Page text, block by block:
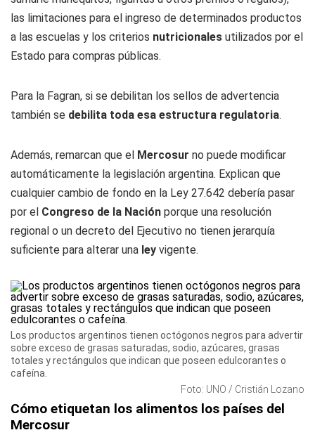
las limitaciones para el ingreso de determinados productos
a las escuelas y los criterios nutricionales utilizados por el
Estado para compras públicas.
Para la Fagran, si se debilitan los sellos de advertencia
también se debilita toda esa estructura regulatoria.
Además, remarcan que el Mercosur no puede modificar
automáticamente la legislación argentina. Explican que
cualquier cambio de fondo en la Ley 27.642 debería pasar
por el Congreso de la Nación porque una resolución
regional o un decreto del Ejecutivo no tienen jerarquía
suficiente para alterar una ley vigente.
Los productos argentinos tienen octógonos negros para advertir
sobre exceso de grasas saturadas, sodio, azúcares, grasas
totales y rectángulos que indican que poseen edulcorantes o
cafeína.
Foto: UNO / Cristián Lozano
Cómo etiquetan los alimentos los países del
Mercosur